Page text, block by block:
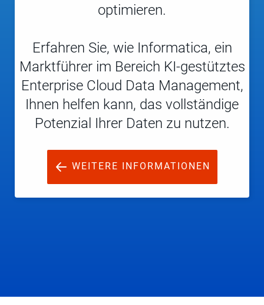
optimieren.
Erfahren Sie, wie Informatica, ein
Marktführer im Bereich KI-gestütztes
Enterprise Cloud Data Management,
Ihnen helfen kann, das vollständige
Potenzial Ihrer Daten zu nutzen.
WEITERE INFORMATIONEN